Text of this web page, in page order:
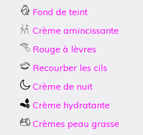
Fond de teint
Crème amincissante
Rouge à lèvres
Recourber les cils
Crème de nuit
Crème hydratante
Crèmes peau grasse